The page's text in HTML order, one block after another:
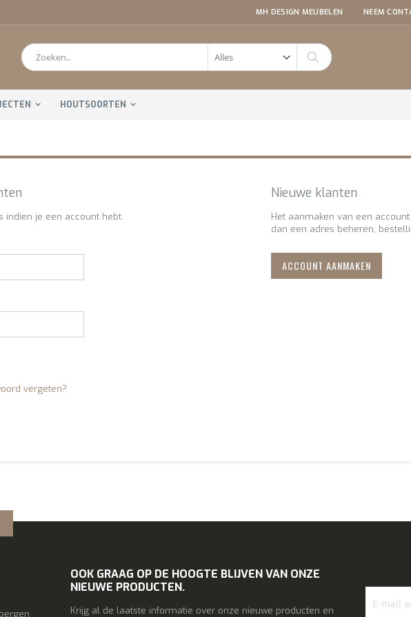
MH DESIGN MEUBELEN NEEM
Zoeken
HOUTSOORTEN
indien je een account hebt.
vergeten?
Nieuwe klanten
Het aanmaken van een
dan een adres beheren,
ACCOUNT AANMAKEN
OOK GRAAG OP DE HOOGTE BLIJVEN VAN ONZE
NIEUWE PRODUCTEN.
Krijg al de laatste informatie over onze nieuwe producten en